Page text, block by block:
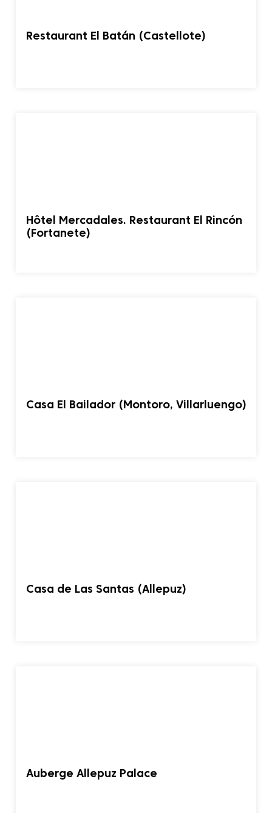
Restaurant El Batán (Castellote)
Hôtel Mercadales. Restaurant El Rincón
(Fortanete)
Casa El Bailador (Montoro, Villarluengo)
Casa de Las Santas (Allepuz)
Auberge Allepuz Palace